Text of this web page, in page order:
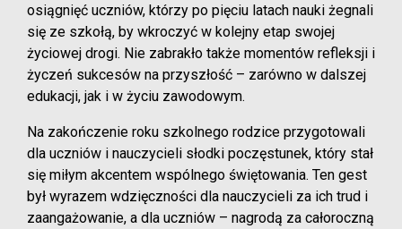
osiągnięć uczniów, którzy po pięciu latach nauki żegnali
się ze szkołą, by wkroczyć w kolejny etap swojej
życiowej drogi. Nie zabrakło także momentów refleksji i
życzeń sukcesów na przyszłość – zarówno w dalszej
edukacji, jak i w życiu zawodowym.
Na zakończenie roku szkolnego rodzice przygotowali
dla uczniów i nauczycieli słodki poczęstunek, który stał
się miłym akcentem wspólnego świętowania. Ten gest
był wyrazem wdzięczności dla nauczycieli za ich trud i
zaangażowanie, a dla uczniów – nagrodą za całoroczną